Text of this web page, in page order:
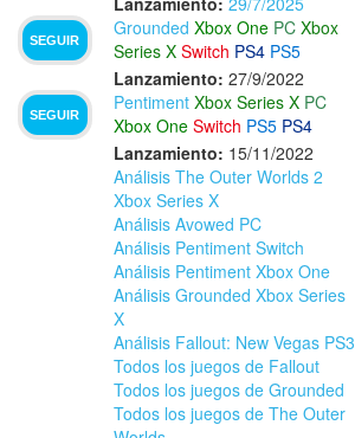
SEGUIR
Grounded Xbox One PC Xbox
Series X Switch PS4 PS5
Lanzamiento: 27/9/2022
SEGUIR
Pentiment Xbox Series X PC
Xbox One Switch PS5 PS4
Lanzamiento: 15/11/2022
Análisis The Outer Worlds 2
Xbox Series X
Análisis Avowed PC
Análisis Pentiment Switch
Análisis Pentiment Xbox One
Análisis Grounded Xbox Series
X
Análisis Fallout: New Vegas PS3
Todos los juegos de Fallout
Todos los juegos de Grounded
Todos los juegos de The Outer